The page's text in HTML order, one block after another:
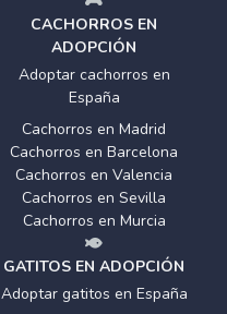
CACHORROS EN
ADOPCIÓN
Adoptar cachorros en
España
Cachorros en Madrid
Cachorros en Barcelona
Cachorros en Valencia
Cachorros en Sevilla
Cachorros en Murcia
GATITOS EN ADOPCIÓN
Adoptar gatitos en España